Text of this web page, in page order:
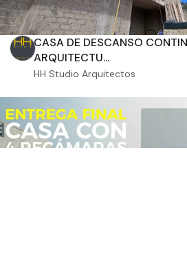
CASA DE DESCANSO
ARQUITECTU...
HH Studio Arquitectos